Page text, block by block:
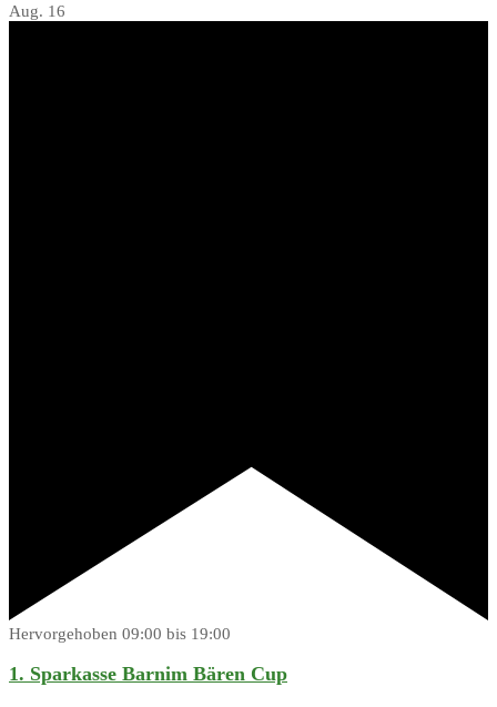
Aug. 16
Hervorgehoben 09:00 bis 19:00
1. Sparkasse Barnim Bären Cup